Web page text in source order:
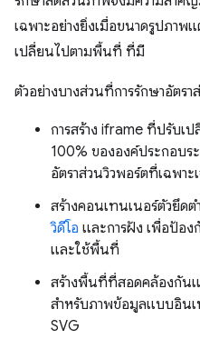
เฉพาะอย่างยิ่งเมื่อขนาดรูปภา
เปลี่ยนไปตามพื้นที่ ที่มี
ตัวอย่างบางส่วนที่การรักษาอัตร
การสร้าง iframe ที่ปรับเ
100% ขององค์ประกอบร
อัตราส่วนวิวพอร์ตที่เฉพาะ
สร้างคอนเทนเนอร์ตัวยึด
วิดีโอ และการฝัง เพื่อป้อง
และใช้พื้นที่
สร้างพื้นที่ที่สอดคล้องกัน
สำหรับภาพข้อมูลแบบอิน
SVG